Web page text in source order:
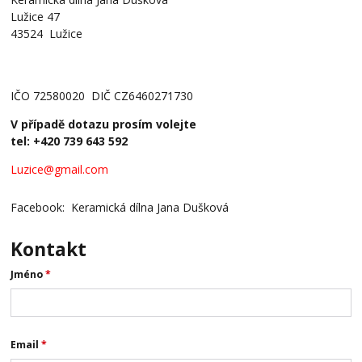
Lužice 47
43524 Lužice
IČO 72580020 DIČ CZ6460271730
V případě dotazu prosím volejte
tel: +420 739 643 592
Luzice@gmail.com
Facebook: Keramická dílna Jana Dušková
Kontakt
Jméno*
Email*